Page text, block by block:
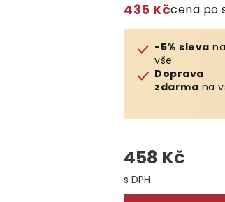
435 Kčcena po
-5% sleva na
vše
Doprava
zdarma na
458 Kč
Měrná cena: